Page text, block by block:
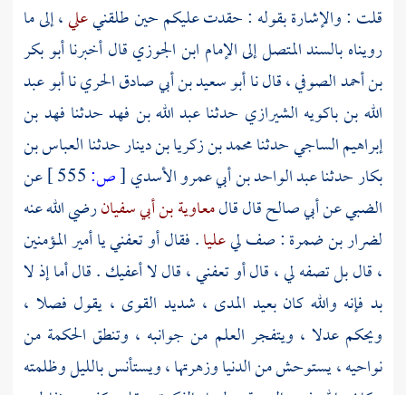
قلت : والإشارة بقوله : حقدت عليكم حين طلقنيعلي، إلى ما
رويناه بالسند المتصل إلىالإمام ابن الجوزيقال أخبرناأبو بكر
بن أحمد الصوفي، قال ناأبو سعيد بن أبي صادق الحريناأبو عبد
الله بن باكويه الشيرازي حدثناعبد الله بن فهدحدثنا فهد بن
إبراهيم الساجيحدثنامحمد بن زكريا بن دينارحدثناالعباس بن
بكارحدثناعبد الواحد بن أبي عمرو الأسدي[ص:
عن
الضبيعنأبي صالحقال قالمعاوية بن أبي سفيانرضي الله عنه
لضرار بن ضمرة: صف ليعليا. فقال أو تعفني يا أمير المؤمنين
، قال بل تصفه لي ، قال أو تعفني ، قال لا أعفيك . قال أما إذ لا
بد فإنه والله كان بعيد المدى ، شديد القوى ، يقول فصلا ،
ويحكم عدلا ، ويتفجر العلم من جوانبه ، وتنطق الحكمة من
نواحيه ، يستوحش من الدنيا وزهرتها ، ويستأنس بالليل وظلمته